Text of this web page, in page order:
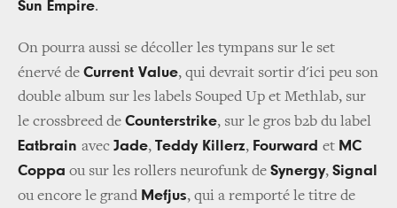
Sun Empire.
On pourra aussi se décoller les tympans sur le set
énervé de Current Value, qui devrait sortir d'ici peu son
double album sur les labels Souped Up et Methlab, sur
le crossbreed de Counterstrike, sur le gros b2b du label
Eatbrain avec Jade, Teddy Killerz, Fourward et MC
Coppa ou sur les rollers neurofunk de Synergy, Signal
ou encore le grand Mefjus, qui a remporté le titre de